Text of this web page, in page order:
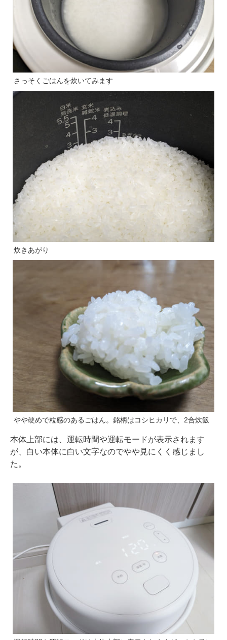
さっそくごはんを炊いてみます
炊きあがり
やや硬めで粒感のあるごはん。銘柄はコシヒカリで、2合炊飯
本体上部には、運転時間や運転モードが表示されます
が、白い本体に白い文字なのでやや見にくく感じまし
た。